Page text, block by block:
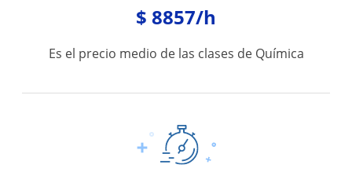
$ 8857/h
Es el precio medio de las clases de Química